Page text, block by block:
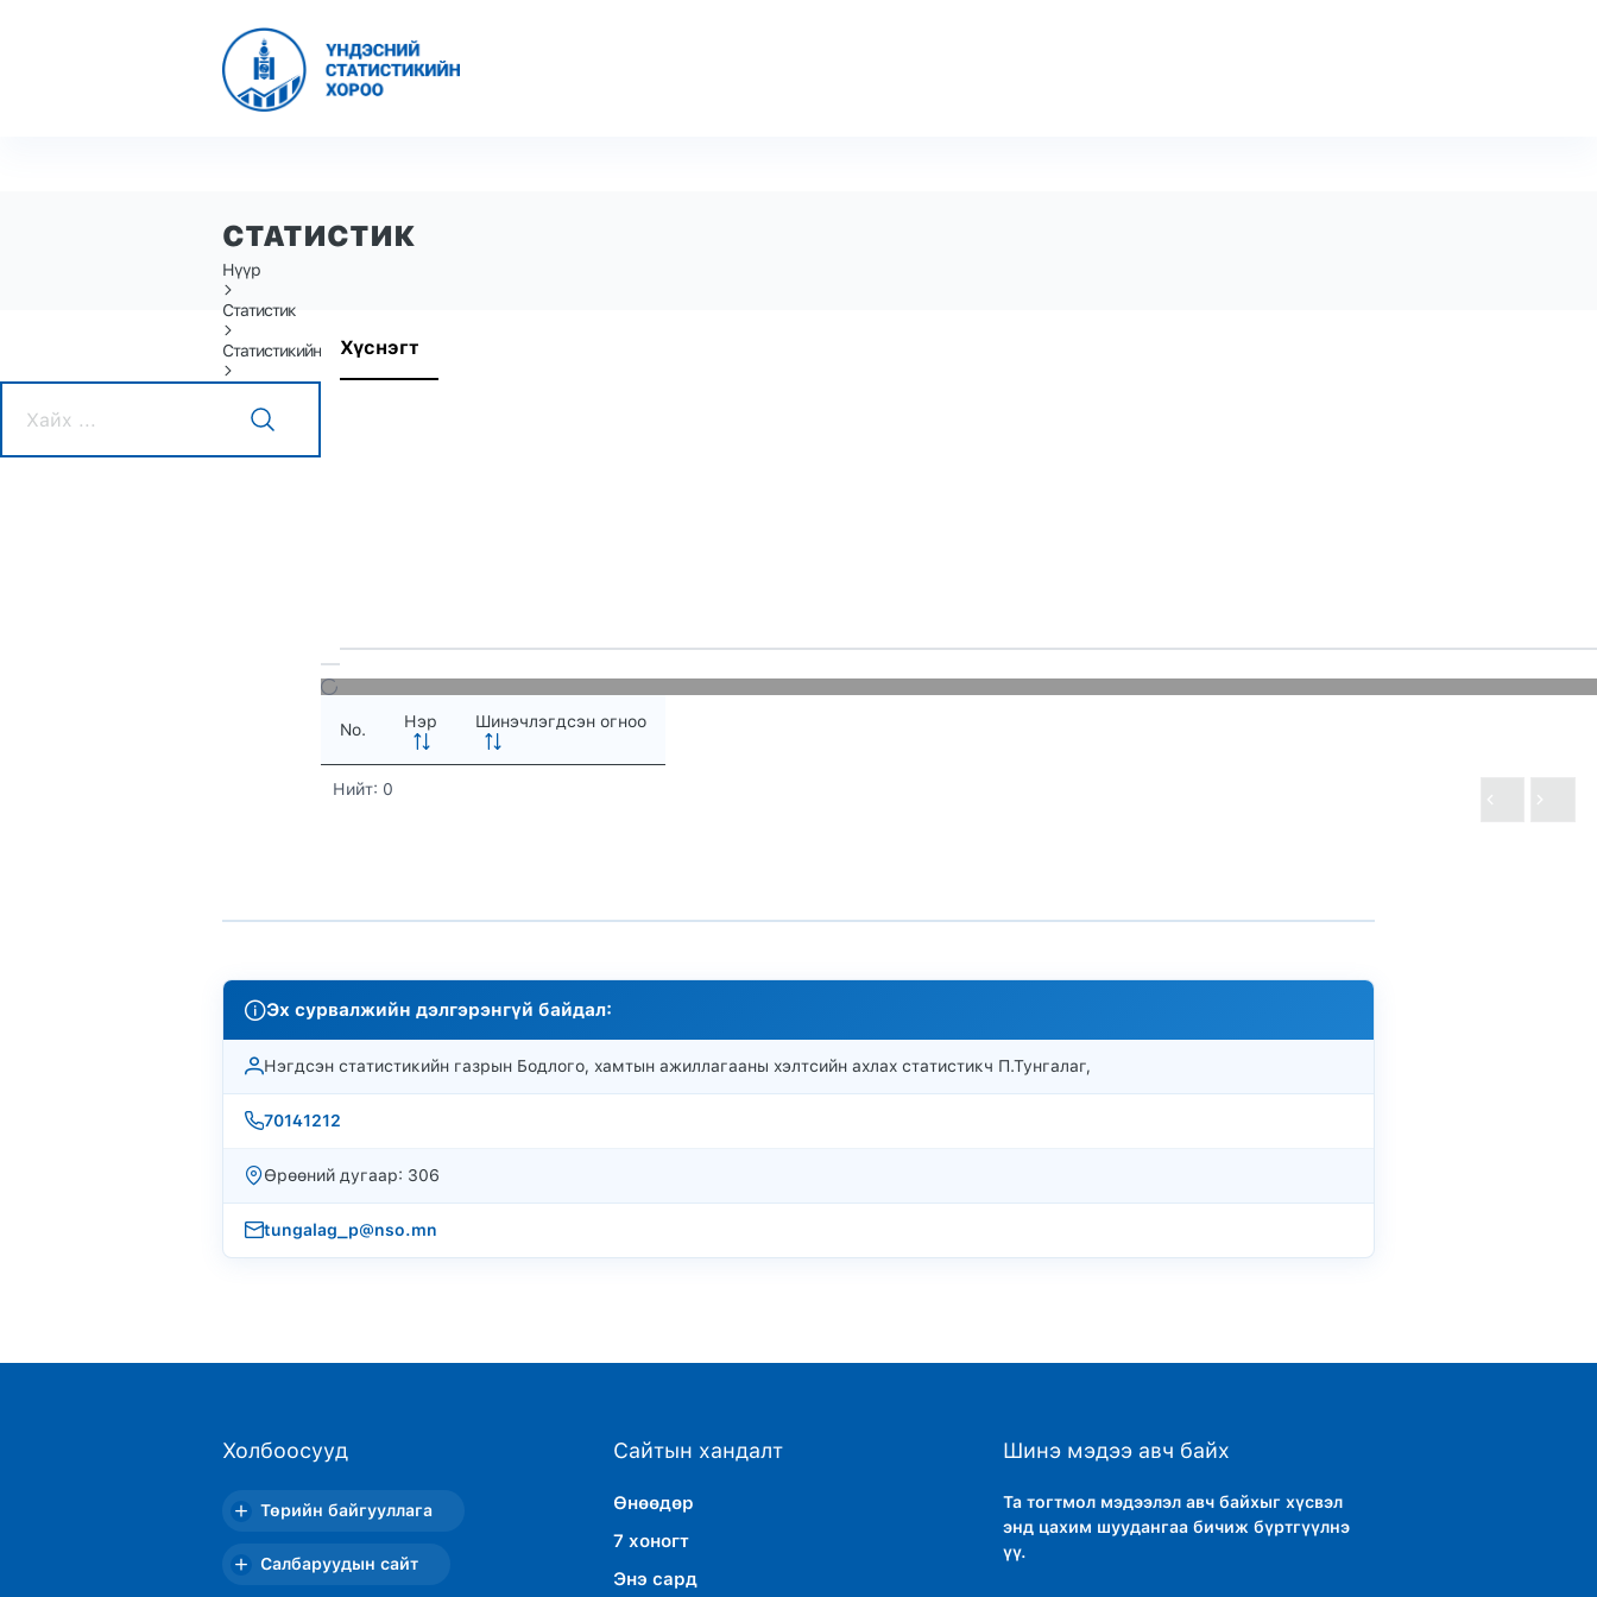
СТАТИСТИК
Нүүр
Статистик
Статистикийн өгөгдөлХүснэгт
No. Нэр Шинэчлэгдсэн огноо
Нийт: 0
Эх сурвалжийн дэлгэрэнгүй байдал:
Нэгдсэн статистикийн газрын Бодлого, хамтын ажиллагааны хэлтсийн ахлах статистикч П.Тунгалаг,
70141212
Өрөөний дугаар: 306
tungalag_p@nso.mn
Холбоосууд
Төрийн байгууллага
Салбаруудын сайт
Сайтын хандалт
Өнөөдөр
7 хоногт
Энэ сард
Шинэ мэдээ авч байх
Та тогтмол мэдээлэл авч байхыг хүсвэл
энд цахим шуудангаа бичиж бүртгүүлнэ
үү.